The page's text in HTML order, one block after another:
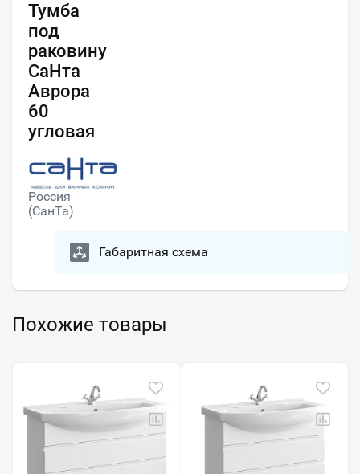
Тумба
под
раковину
СаНта
Аврора
60
угловая
Россия
(СанТа)
Габаритная схема
Похожие товары